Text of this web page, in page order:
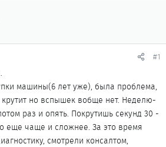
#1
машины(6 лет уже), была проблема,
но вспышек вобще нет. Неделю-
раз и опять. Покрутишь секунд 30 -
еще чаще и сложнее. За это время
смотрели консалтом,